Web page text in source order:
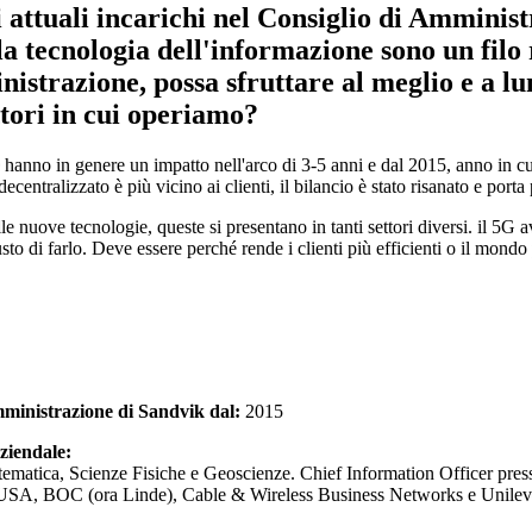
attuali incarichi nel Consiglio di
tecnologia dell'informazione sono un
possa sfruttare al meglio e a
in cui operiamo?
in genere un impatto nell'arco di 3-5 anni e dal 2015, anno in
è più vicino ai clienti, il bilancio è stato risanato e
nuove tecnologie, queste si presentano in tanti settori diversi. il 5G
di farlo. Deve essere perché rende i clienti più efficienti o il
di Sandvik dal: 2015
Scienze Fisiche e Geoscienze. Chief Information Officer
BOC (ora Linde), Cable & Wireless Business Networks e